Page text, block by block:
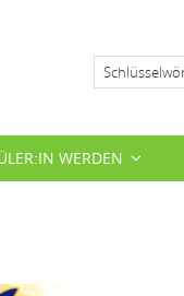
Suche
WERDEN